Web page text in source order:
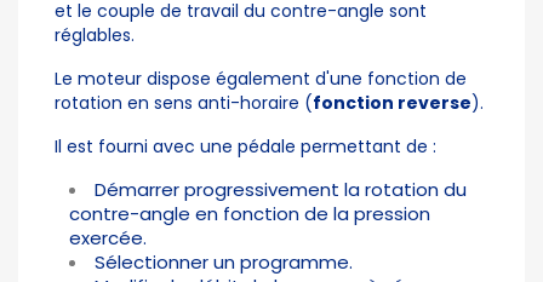
et le couple de travail du contre-angle sont
réglables.
Le moteur dispose également d'une fonction de
rotation en sens anti-horaire (fonction reverse).
Il est fourni avec une pédale permettant de :
Démarrer progressivement la rotation du
contre-angle en fonction de la pression
exercée.
Sélectionner un programme.